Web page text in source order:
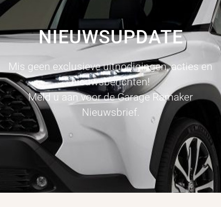
NIEUWSUPDATE
Mis geen exclusieve uitnodigingen, acties en
nieuwsberichten!
Meld u aan voor de Garage Ramaker
Nieuwsbrief.